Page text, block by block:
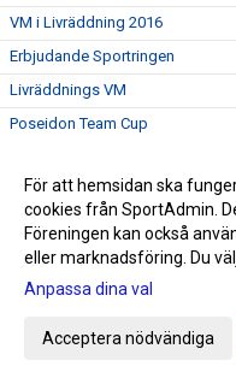
VM i Livräddning 2016
Erbjudande Sportringen
Livräddnings VM
Poseidon Team Cup
Ingen rast och ingen ro för
Infomöte den 30 augusti
Prel tävlingskalender aug-sep
Hälsningar från Rio del 8
För att hemsidan ska
cookies från SportAdmin.
Föreningen kan också
eller marknadsföring. Du
Anpassa dina val
Acceptera nödvändiga